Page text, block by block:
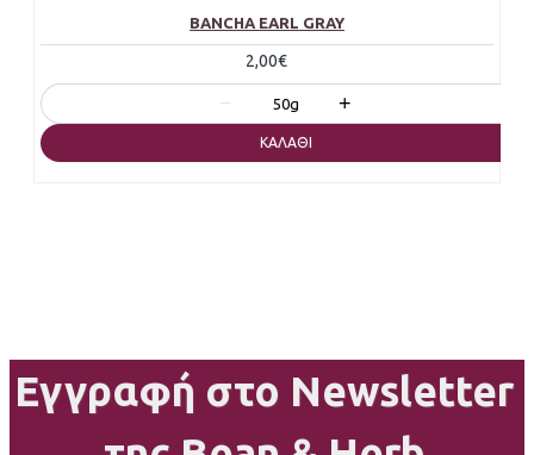
BANCHA EARL GRAY
2,00€
− 50g +
ΚΑΛΆΘΙ
Εγγραφή στο Newsletter